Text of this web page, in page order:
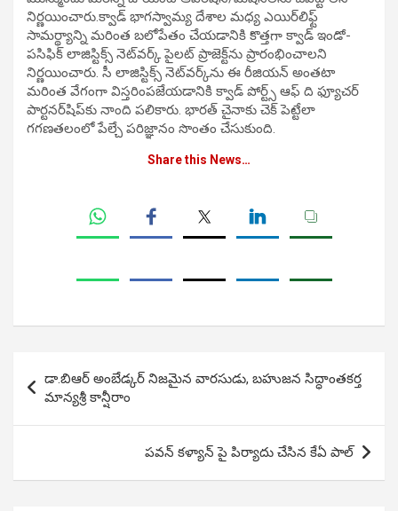
నిర్ణయించారు.క్వాడ్ భాగస్వామ్య దేశాల మధ్య ఎయిర్‌లిఫ్ట్
సామర్థ్యాన్ని మరింత బలోపేతం చేయడానికి కొత్తగా క్వాడ్ ఇండో-
పసిఫిక్ లాజిస్టిక్స్ నెట్‌వర్క్ పైలట్ ప్రాజెక్ట్‌ను ప్రారంభించాలని
నిర్ణయించారు. సీ లాజిస్టిక్స్ నెట్‌వర్క్‌ను ఈ రీజియన్ అంతటా
మరింత వేగంగా విస్తరింపజేయడానికి క్వాడ్ పోర్ట్స్ ఆఫ్ ది ఫ్యూచర్
పార్టనర్‌షిప్‌కు నాంది పలికారు. భారత్‌ చైనాకు చెక్‌ పెట్టేలా
గగణతలంలో పేల్చే పరిజ్ఞానం సొంతం చేసుకుంది.
Share this News…
navigation
డా.బిఆర్ అంబేడ్కర్‌ నిజమైన వారసుడు, బహుజన సిద్ధాంతకర్త
మాన్యశ్రీ కాన్షీరాం
పవన్ కళ్యాన్ పై పిర్యాదు చేసిన కేఏ పాల్